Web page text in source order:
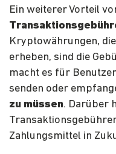
Ein weiterer Vorteil
Kryptowährungen,
erheben, sind die
macht es für
senden oder
zu müssen. Darüber
Zahlungsmittel in